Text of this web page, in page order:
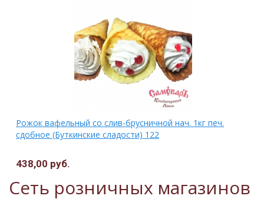
Рожок вафельный со слив-брусничной нач. 1кг печ.
сдобное (Буткинские сладости) 122
438,00 руб.
Сеть розничных магазинов